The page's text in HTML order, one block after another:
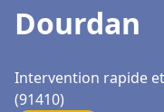
Dourdan
Intervention rapide
(91410)